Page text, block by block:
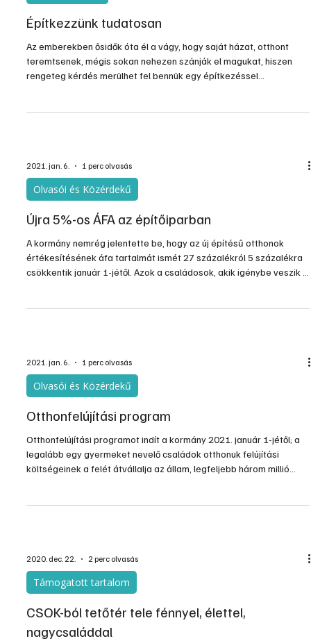
Építkezzünk tudatosan
Az emberekben ősidők óta él a vágy, hogy saját házat, otthont
teremtsenek, mégis sokan nehezen szánják el magukat, hiszen
rengeteg kérdés merülhet fel bennük egy építkezéssel
táj
2021. jan. 6. 1 perc olvasás
Olvasói és Közérdekű
Újra 5%-os ÁFA az építőiparban
A kormány nemrég jelentette be, hogy az új építésű otthonok
értékesítésének áfa tartalmát ismét 27 százalékról 5 százalékra
csökkentik január 1-jétől. Azok a családosok, akik igénybe veszik a
2021. jan. 6. 1 perc olvasás
Olvasói és Közérdekű
Otthonfelújítási program
Otthonfelújítási programot indít a kormány 2021. január 1-jétől; a
legalább egy gyermeket nevelő családok otthonuk felújítási
költségeinek a felét átvállalja az állam, legfeljebb három millió
2020. dec. 22. 2 perc olvasás
Támogatott tartalom
CSOK-ból tetőtér tele fénnyel, élettel,
nagycsaláddal